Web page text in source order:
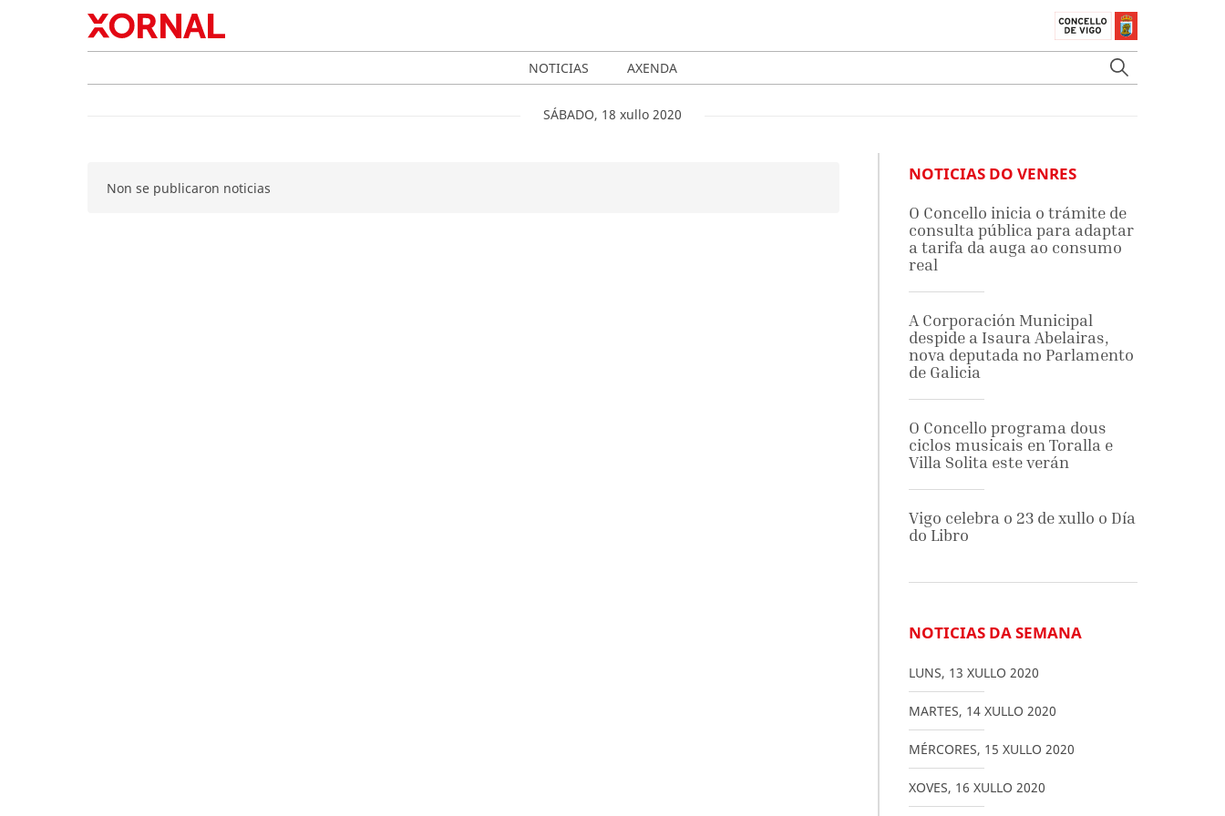
NOTICIAS AXENDA
SÁBADO, 18 xullo 2020
Non se publicaron noticias
NOTICIAS DO VENRES
O Concello inicia o trámite de
consulta pública para adaptar
a tarifa da auga ao consumo
real
A Corporación Municipal
despide a Isaura Abelairas,
nova deputada no Parlamento
de Galicia
O Concello programa dous
ciclos musicais en Toralla e
Villa Solita este verán
Vigo celebra o 23 de xullo o Día
do Libro
NOTICIAS DA SEMANA
LUNS, 13 XULLO 2020
MARTES, 14 XULLO 2020
MÉRCORES, 15 XULLO 2020
XOVES, 16 XULLO 2020